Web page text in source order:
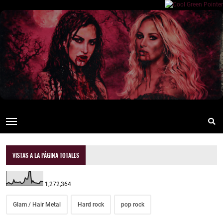
VISTAS A LA PÁGINA TOTALES
1,272,364
Glam / Hair Metal Hard rock pop rock